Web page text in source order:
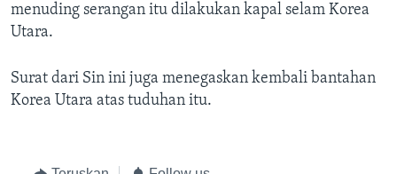
menuding serangan itu dilakukan kapal selam Korea
Utara.
Surat dari Sin ini juga menegaskan kembali bantahan
Korea Utara atas tuduhan itu.